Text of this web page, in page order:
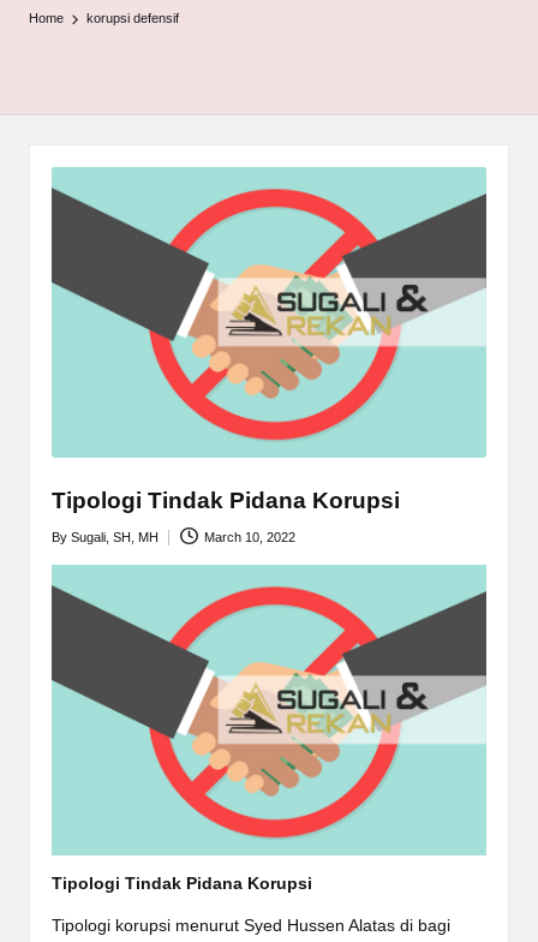
Home korupsi defensif
Tipologi Tindak Pidana Korupsi
Posted
By Sugali, SH, MH March 10, 2022
Tipologi Tindak Pidana Korupsi
Tipologi korupsi menurut Syed Hussen Alatas di bagi